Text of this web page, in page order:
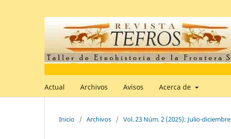
Actual Archivos Avisos Acerca de
Inicio / Archivos / Vol. 23 Núm. 2 (2025): Julio-diciembre